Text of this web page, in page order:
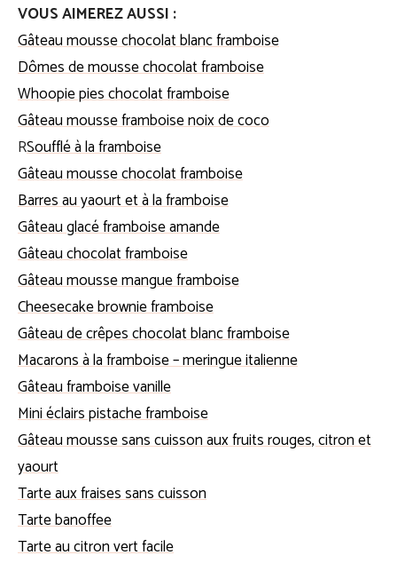
VOUS AIMEREZ AUSSI :
Gâteau mousse chocolat blanc framboise
Dômes de mousse chocolat framboise
Whoopie pies chocolat framboise
Gâteau mousse framboise noix de coco
RSoufflé à la framboise
Gâteau mousse chocolat framboise
Barres au yaourt et à la framboise
Gâteau glacé framboise amande
Gâteau chocolat framboise
Gâteau mousse mangue framboise
Cheesecake brownie framboise
Gâteau de crêpes chocolat blanc framboise
Macarons à la framboise – meringue italienne
Gâteau framboise vanille
Mini éclairs pistache framboise
Gâteau mousse sans cuisson aux fruits rouges, citron et
yaourt
Tarte aux fraises sans cuisson
Tarte banoffee
Tarte au citron vert facile